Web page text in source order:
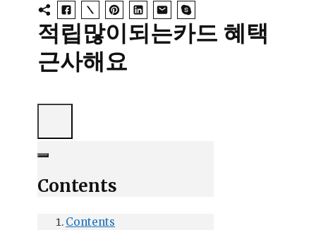
적립많이되는카드 혜택
근사해요
Contents
Contents